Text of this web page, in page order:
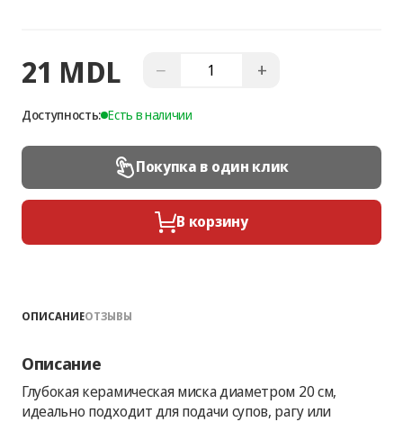
21 MDL − +
Доступность: Есть в наличии
Покупка в один клик
В корзину
ОПИСАНИЕОТЗЫВЫ
Описание
Глубокая керамическая миска диаметром 20 см,
идеально подходит для подачи супов, рагу или